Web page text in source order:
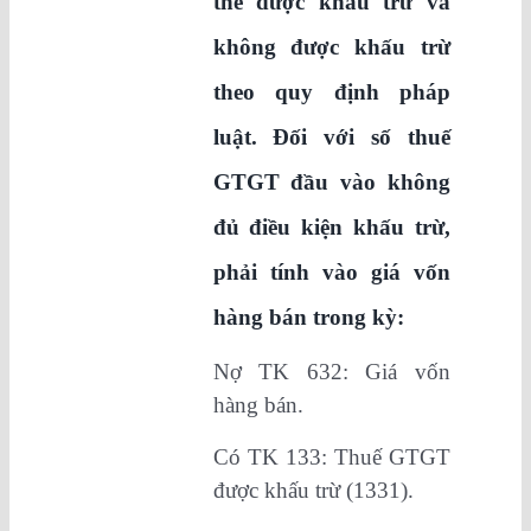
không được khấu trừ
theo quy định pháp
luật. Đối với số thuế
GTGT đầu vào không
đủ điều kiện khấu trừ,
phải tính vào giá vốn
hàng bán trong kỳ:
Nợ TK 632: Giá vốn
hàng bán.
Có TK 133: Thuế GTGT
được khấu trừ (1331).